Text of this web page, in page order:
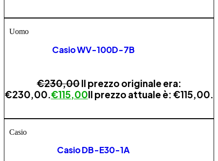
Uomo
Casio WV-100D-7B
€230,00Il prezzo originale era:
€230,00.€115,00Il prezzo attuale è: €115,00.
Casio
Casio DB-E30-1A